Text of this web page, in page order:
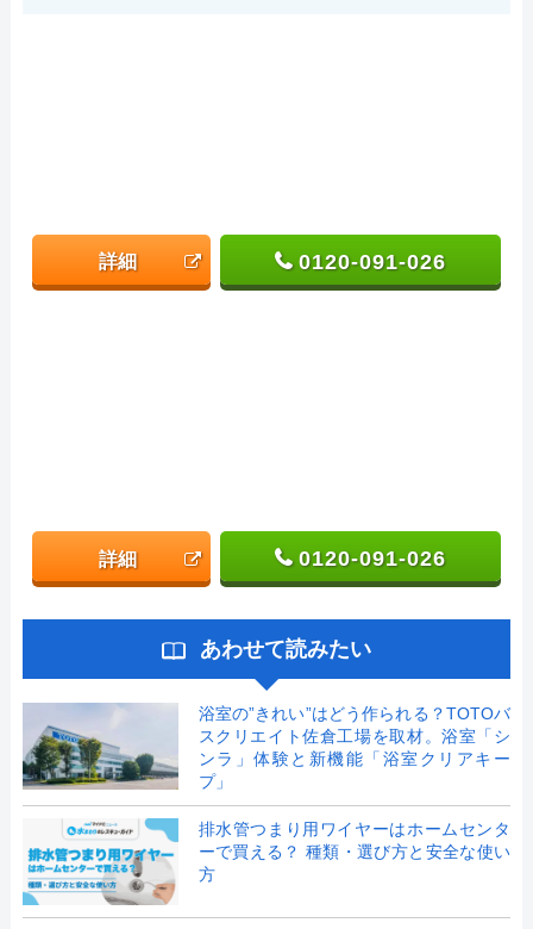
詳細 0120-091-026
詳細 0120-091-026
あわせて読みたい
浴室の”きれい”はどう作られる？TOTOバ
スクリエイト佐倉工場を取材。浴室「シ
ンラ」体験と新機能「浴室クリアキー
プ」
排水管つまり用ワイヤーはホームセンタ
ーで買える？ 種類・選び方と安全な使い
方